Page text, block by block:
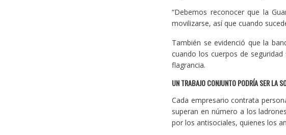
“Debemos reconocer que la
movilizarse, así que cuando
También se evidenció que la
cuando los cuerpos de
flagrancia.
UN TRABAJO CONJUNTO PODRÍA SER LA
Cada empresario contrata
superan en número a los
por los antisociales, quienes los